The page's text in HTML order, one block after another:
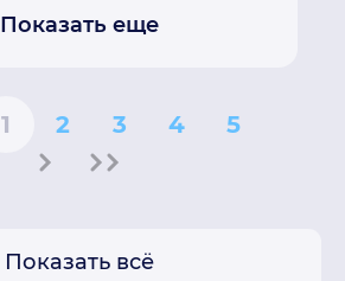
Показать еще
1 2 3 4 5
Показать всё